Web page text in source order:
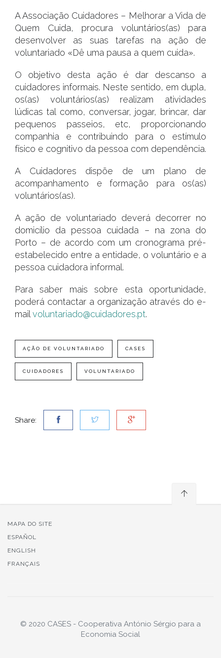
A Associação Cuidadores – Melhorar a Vida de
Quem Cuida, procura voluntários(as) para
desenvolver as suas tarefas na ação de
voluntariado «Dê uma pausa a quem cuida».
O objetivo desta ação é dar descanso a
cuidadores informais. Neste sentido, em dupla,
os(as) voluntários(as) realizam atividades
lúdicas tal como, conversar, jogar, brincar, dar
pequenos passeios, etc, proporcionando
companhia e contribuindo para o estímulo
físico e cognitivo da pessoa com dependência.
A Cuidadores dispõe de um plano de
acompanhamento e formação para os(as)
voluntários(as).
A ação de voluntariado deverá decorrer no
domicílio da pessoa cuidada – na zona do
Porto – de acordo com um cronograma pré-
estabelecido entre a entidade, o voluntário e a
pessoa cuidadora informal.
Para saber mais sobre esta oportunidade,
poderá contactar a organização através do e-
mail voluntariado@cuidadores.pt.
AÇÃO DE VOLUNTARIADO CASES
CUIDADORES VOLUNTARIADO
Share:
MAPA DO SITE
ESPAÑOL
ENGLISH
FRANÇAIS
© 2020 CASES - Cooperativa António Sérgio para a
Economia Social